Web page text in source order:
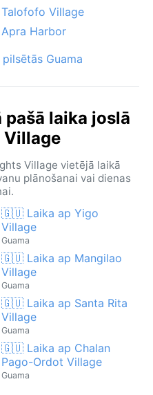
Talofofo Village
Apra Harbor
Guama
laika joslā
Village
Village vietējā laikā
plānošanai vai dienas
🇬🇺 Laika ap Yigo
Village
Guama
🇬🇺 Laika ap Mangilao
Village
Guama
🇬🇺 Laika ap Santa Rita
Village
Guama
🇬🇺 Laika ap Chalan
Pago-Ordot Village
Guama